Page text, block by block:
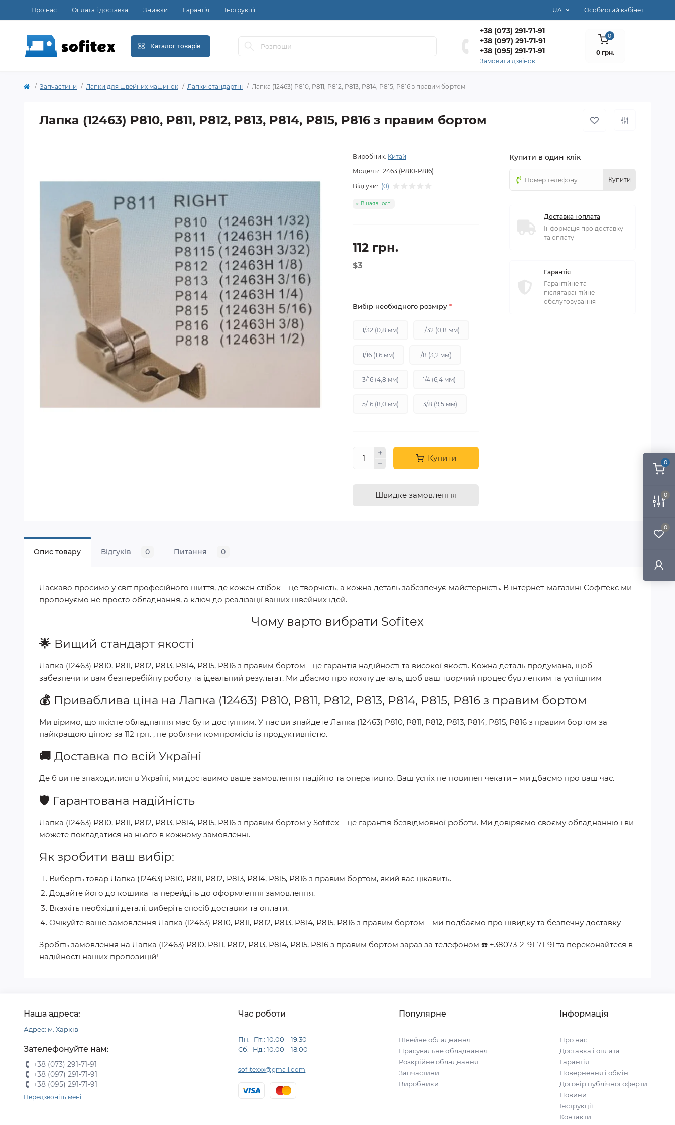
0
0
0
Про нас Оплата і доставка Знижки Гарантія Інструкції UA Особистий кабінет
Каталог товарів
+38 (073) 291-71-91
+38 (097) 291-71-91
+38 (095) 291-71-91
Замовити дзвінок
0
0 грн.
Запчастини Лапки для швейних машинок Лапки стандартні Лапка (12463) P810, P811, P812, P813, P814, P815, P816 з правим бортом
Лапка (12463) P810, P811, P812, P813, P814, P815, P816 з правим бортом
Виробник: Китай
Модель: 12463 (P810-P816)
Відгуки: (0)
В наявності
112 грн.
$3
Вибір необхідного розміру*
1/32 (0,8 мм) 1/32 (0,8 мм)
1/16 (1,6 мм) 1/8 (3,2 мм)
3/16 (4,8 мм) 1/4 (6,4 мм)
5/16 (8,0 мм) 3/8 (9,5 мм)
Купити
Швидке замовлення
Купити в один клік
Купити
Доставка і оплата
Інформація про доставку
та оплату
Гарантія
Гарантійне та
післягарантійне
обслуговування
Опис товару Відгуків 0 Питання 0
Ласкаво просимо у світ професійного шиття, де кожен стібок – це творчість, а кожна деталь забезпечує майстерність. В інтернет-магазині Софітекс ми
пропонуємо не просто обладнання, а ключ до реалізації ваших швейних ідей.
Чому варто вибрати Sofitex
🌟 Вищий стандарт якості
Лапка (12463) P810, P811, P812, P813, P814, P815, P816 з правим бортом - це гарантія надійності та високої якості. Кожна деталь продумана, щоб
забезпечити вам безперебійну роботу та ідеальний результат. Ми дбаємо про кожну деталь, щоб ваш творчий процес був легким та успішним
💰 Приваблива ціна на Лапка (12463) P810, P811, P812, P813, P814, P815, P816 з правим бортом
Ми віримо, що якісне обладнання має бути доступним. У нас ви знайдете Лапка (12463) P810, P811, P812, P813, P814, P815, P816 з правим бортом за
найкращою ціною за 112 грн. , не роблячи компромісів із продуктивністю.
🚚 Доставка по всій Україні
Де б ви не знаходилися в Україні, ми доставимо ваше замовлення надійно та оперативно. Ваш успіх не повинен чекати – ми дбаємо про ваш час.
🛡️ Гарантована надійність
Лапка (12463) P810, P811, P812, P813, P814, P815, P816 з правим бортом у Sofitex – це гарантія безвідмовної роботи. Ми довіряємо своєму обладнанню і ви
можете покладатися на нього в кожному замовленні.
Як зробити ваш вибір:
Виберіть товар Лапка (12463) P810, P811, P812, P813, P814, P815, P816 з правим бортом, який вас цікавить.
Додайте його до кошика та перейдіть до оформлення замовлення.
Вкажіть необхідні деталі, виберіть спосіб доставки та оплати.
Очікуйте ваше замовлення Лапка (12463) P810, P811, P812, P813, P814, P815, P816 з правим бортом – ми подбаємо про швидку та безпечну доставку
Зробіть замовлення на Лапка (12463) P810, P811, P812, P813, P814, P815, P816 з правим бортом зараз за телефоном ☎️ +38073-2-91-71-91 та переконайтеся в
надійності наших пропозицій!
Наша адреса:
Адрес: м. Харків
Зателефонуйте нам:
+38 (073) 291-71-91
+38 (097) 291-71-91
+38 (095) 291-71-91
Передзвоніть мені
Час роботи
Пн.- Пт.: 10.00 – 19.30
Сб.- Нд.: 10.00 – 18.00
sofitexxx@gmail.com
Популярне
Швейне обладнання
Прасувальне обладнання
Розкрійне обладнання
Запчастини
Виробники
Інформація
Про нас
Доставка і оплата
Гарантія
Повернення і обмін
Договір публічної оферти
Новини
Інструкції
Контакти